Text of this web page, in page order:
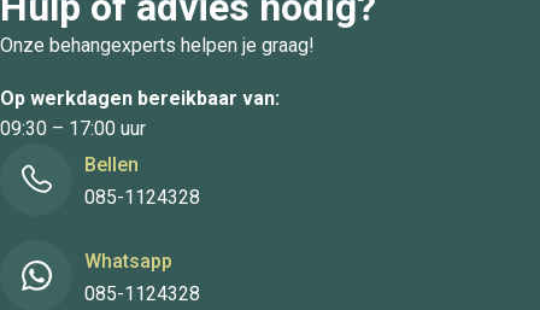
Onze behangexperts helpen je graag!
Op werkdagen bereikbaar van:
09:30 – 17:00 uur
Bellen
085-1124328
Whatsapp
085-1124328